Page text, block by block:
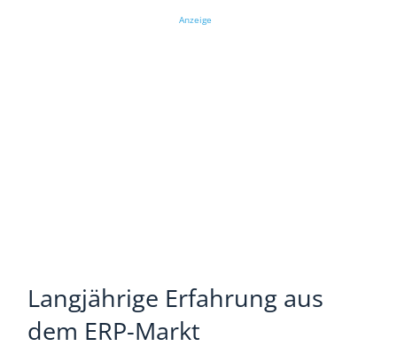
Anzeige
Langjährige Erfahrung aus
dem ERP-Markt